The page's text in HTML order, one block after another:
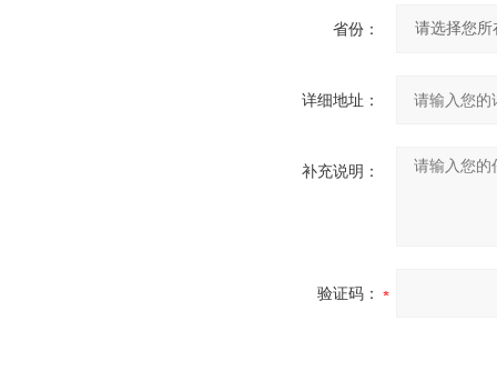
省份：
详细地址：
补充说明：
验证码：